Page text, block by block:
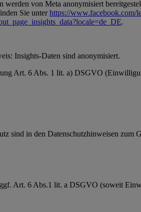
von Meta anonymisiert
Sie unterhttps://www.facebook.com/
.
Insights-Daten sind anonymisiert.
Art. 6 Abs. 1 lit. a) DSGVO
sind in den Datenschutzhinweisen zum
Art. 6 Abs.1 lit. a DSGVO (soweit